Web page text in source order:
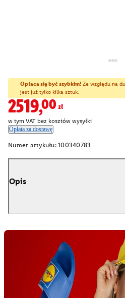
Opłaca się być szybkim! Ze względu na
jest już tylko kilka sztuk.
2519,00zł
w tym VAT bez kosztów wysyłki
Opłata za dostawę
Numer artykułu: 100340783
Opis